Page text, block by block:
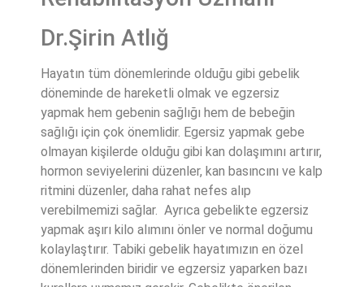
Dr.Şirin Atlığ
Hayatın tüm dönemlerinde olduğu gibi gebelik
döneminde de hareketli olmak ve egzersiz
yapmak hem gebenin sağlığı hem de bebeğin
sağlığı için çok önemlidir. Egersiz yapmak gebe
olmayan kişilerde olduğu gibi kan dolaşımını artırır,
hormon seviyelerini düzenler, kan basıncını ve kalp
ritmini düzenler, daha rahat nefes alıp
verebilmemizi sağlar. Ayrıca gebelikte egzersiz
yapmak aşırı kilo alımını önler ve normal doğumu
kolaylaştırır. Tabiki gebelik hayatımızın en özel
dönemlerinden biridir ve egzersiz yaparken bazı